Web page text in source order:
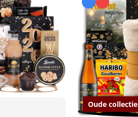
Oude collectie